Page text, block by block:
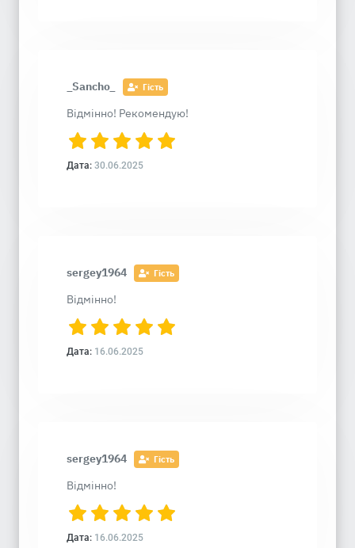
_Sancho_ Гість
Відмінно! Рекомендую!
Дата: 30.06.2025
sergey1964 Гість
Відмінно!
Дата: 16.06.2025
sergey1964 Гість
Відмінно!
Дата: 16.06.2025